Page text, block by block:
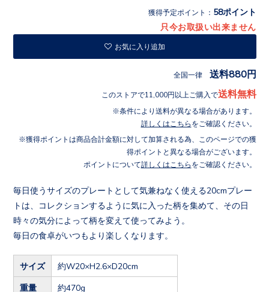
獲得予定ポイント： 58ポイント
只今お取扱い出来ません
お気に入り追加
全国一律 送料880円
このストアで11,000円以上ご購入で送料無料
条件により送料が異なる場合があります。
詳しくはこちら をご確認ください。
獲得ポイントは商品合計金額に対して加算される為、このページでの獲
得ポイントと異なる場合がございます。
ポイントについて詳しくはこちら をご確認ください。
毎日使うサイズのプレートとして気兼ねなく使える20cmプレー
トは、コレクションするように気に入った柄を集めて、その日
時々の気分によって柄を変えて使ってみよう。
毎日の食卓がいつもより楽しくなります。
サイズ 約W20×H2.6×D20cm
重量 約470g